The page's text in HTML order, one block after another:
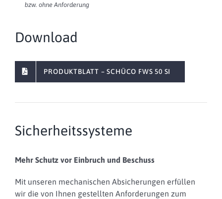
bzw. ohne Anforderung
Download
PRODUKTBLATT – SCHÜCO FWS 50 SI
Sicherheitssysteme
Mehr Schutz vor Einbruch und Beschuss
Mit unseren mechanischen Absicherungen erfüllen
wir die von Ihnen gestellten Anforderungen zum